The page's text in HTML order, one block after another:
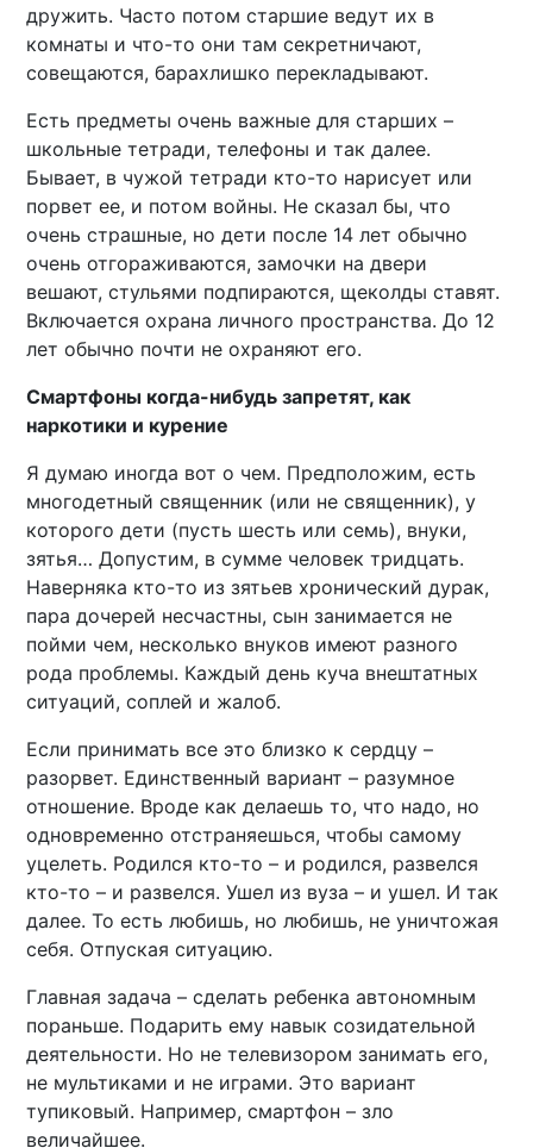
дружить. Часто потом старшие ведут их в
комнаты и что-то они там секретничают,
совещаются, барахлишко перекладывают.
Есть предметы очень важные для старших –
школьные тетради, телефоны и так далее.
Бывает, в чужой тетради кто-то нарисует или
порвет ее, и потом войны. Не сказал бы, что
очень страшные, но дети после 14 лет обычно
очень отгораживаются, замочки на двери
вешают, стульями подпираются, щеколды ставят.
Включается охрана личного пространства. До 12
лет обычно почти не охраняют его.
Смартфоны когда-нибудь запретят, как
наркотики и курение
Я думаю иногда вот о чем. Предположим, есть
многодетный священник (или не священник), у
которого дети (пусть шесть или семь), внуки,
зятья… Допустим, в сумме человек тридцать.
Наверняка кто-то из зятьев хронический дурак,
пара дочерей несчастны, сын занимается не
пойми чем, несколько внуков имеют разного
рода проблемы. Каждый день куча внештатных
ситуаций, соплей и жалоб.
Если принимать все это близко к сердцу –
разорвет. Единственный вариант – разумное
отношение. Вроде как делаешь то, что надо, но
одновременно отстраняешься, чтобы самому
уцелеть. Родился кто-то – и родился, развелся
кто-то – и развелся. Ушел из вуза – и ушел. И так
далее. То есть любишь, но любишь, не уничтожая
себя. Отпуская ситуацию.
Главная задача – сделать ребенка автономным
пораньше. Подарить ему навык созидательной
деятельности. Но не телевизором занимать его,
не мультиками и не играми. Это вариант
тупиковый. Например, смартфон – зло
величайшее.